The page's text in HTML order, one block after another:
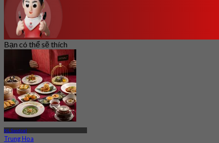
Bạn có thể sẽ thích
KL Sentral
Trung Hoa